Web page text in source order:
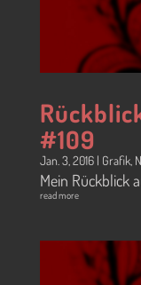
#109
Jan. 3, 2016| Grafik,
Mein Rückblick
read more